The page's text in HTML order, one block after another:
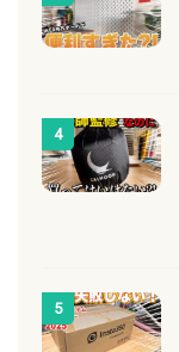
4
5